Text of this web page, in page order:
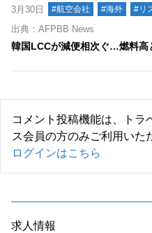
3月30日 #航空会社 #海外 #リ
出典：AFPBB News
韓国LCCが減便相次ぐ…燃料高
コメント投稿機能は、トラ
ス会員の方のみご利用いた
ログインはこちら
求人情報